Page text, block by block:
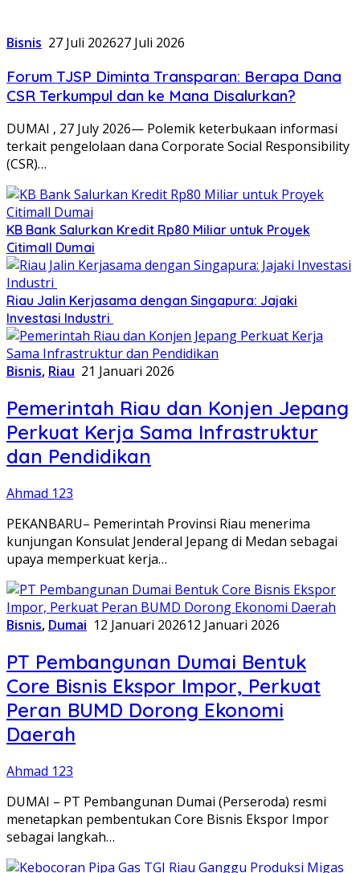
Bisnis 27 Juli 202627 Juli 2026
Forum TJSP Diminta Transparan: Berapa Dana
CSR Terkumpul dan ke Mana Disalurkan?
DUMAI , 27 July 2026— Polemik keterbukaan informasi
terkait pengelolaan dana Corporate Social Responsibility
(CSR)…
KB Bank Salurkan Kredit Rp80 Miliar untuk Proyek
Citimall Dumai
Riau Jalin Kerjasama dengan Singapura: Jajaki
Investasi Industri
Bisnis, Riau 21 Januari 2026
Pemerintah Riau dan Konjen Jepang
Perkuat Kerja Sama Infrastruktur
dan Pendidikan
Ahmad 123
PEKANBARU– Pemerintah Provinsi Riau menerima
kunjungan Konsulat Jenderal Jepang di Medan sebagai
upaya memperkuat kerja…
Bisnis, Dumai 12 Januari 202612 Januari 2026
PT Pembangunan Dumai Bentuk
Core Bisnis Ekspor Impor, Perkuat
Peran BUMD Dorong Ekonomi
Daerah
Ahmad 123
DUMAI – PT Pembangunan Dumai (Perseroda) resmi
menetapkan pembentukan Core Bisnis Ekspor Impor
sebagai langkah…